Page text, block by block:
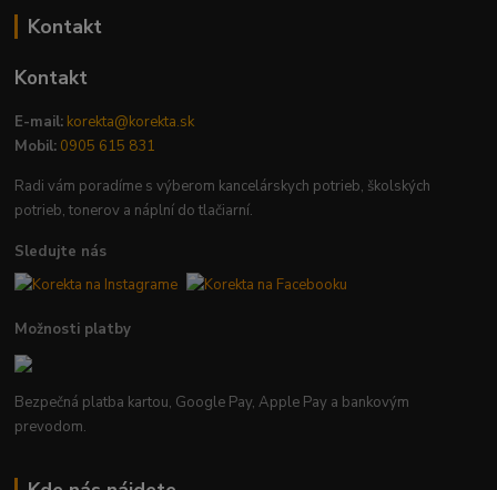
Kontakt
Kontakt
E-mail: korekta@korekta.sk
Mobil: 0905 615 831
Radi vám poradíme s výberom kancelárskych potrieb, školských
potrieb, tonerov a náplní do tlačiarní.
Sledujte nás
Možnosti platby
Bezpečná platba kartou, Google Pay, Apple Pay a bankovým
prevodom.